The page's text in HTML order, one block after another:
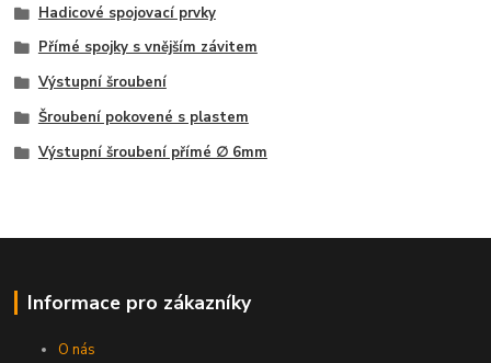
Hadicové spojovací prvky
Přímé spojky s vnějším závitem
Výstupní šroubení
Šroubení pokovené s plastem
Výstupní šroubení přímé ∅ 6mm
Informace pro zákazníky
O nás